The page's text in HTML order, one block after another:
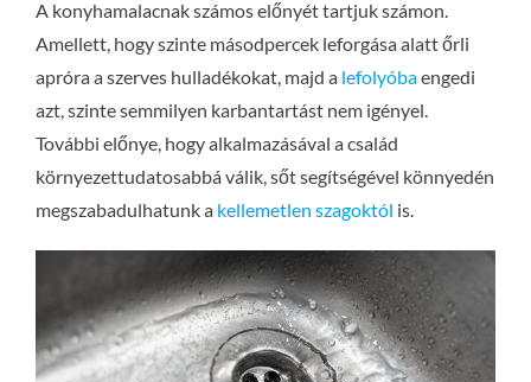
A konyhamalacnak számos előnyét tartjuk számon.
Amellett, hogy szinte másodpercek leforgása alatt őrli
apróra a szerves hulladékokat, majd a lefolyóbaengedi
azt, szinte semmilyen karbantartást nem igényel.
További előnye, hogy alkalmazásával a család
környezettudatosabbá válik, sőt segítségével könnyedén
megszabadulhatunk a kellemetlen szagoktól is.